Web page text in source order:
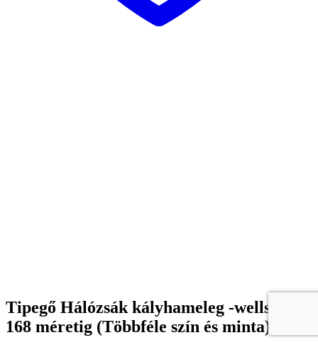
Tipegő Hálózsák kályhameleg -wellsoft
168 méretig (Többféle szín és minta)